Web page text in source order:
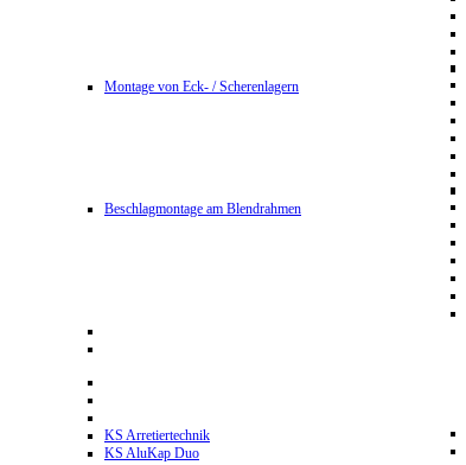
Montage von Eck- / Scherenlagern
Beschlagmontage am Blendrahmen
KS Arretiertechnik
KS AluKap Duo